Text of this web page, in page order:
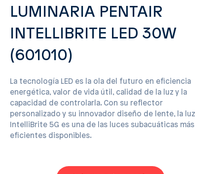
LUMINARIA PENTAIR
INTELLIBRITE LED 30W
(601010)
La tecnología LED es la ola del futuro en eficiencia
energética, valor de vida útil, calidad de la luz y la
capacidad de controlarla. Con su reflector
personalizado y su innovador diseño de lente, la luz
IntelliBrite 5G es una de las luces subacuáticas más
eficientes disponibles.